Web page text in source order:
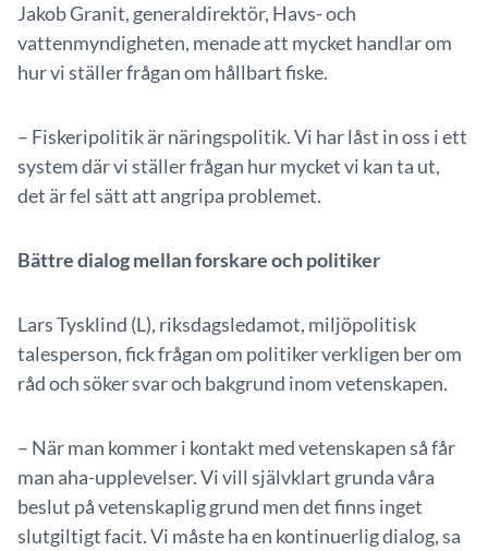
Jakob Granit, generaldirektör, Havs- och
vattenmyndigheten, menade att mycket handlar om
hur vi ställer frågan om hållbart fiske.
– Fiskeripolitik är näringspolitik. Vi har låst in oss i ett
system där vi ställer frågan hur mycket vi kan ta ut,
det är fel sätt att angripa problemet.
Bättre dialog mellan forskare och politiker
Lars Tysklind (L), riksdagsledamot, miljöpolitisk
talesperson, fick frågan om politiker verkligen ber om
råd och söker svar och bakgrund inom vetenskapen.
– När man kommer i kontakt med vetenskapen så får
man aha-upplevelser. Vi vill självklart grunda våra
beslut på vetenskaplig grund men det finns inget
slutgiltigt facit. Vi måste ha en kontinuerlig dialog, sa